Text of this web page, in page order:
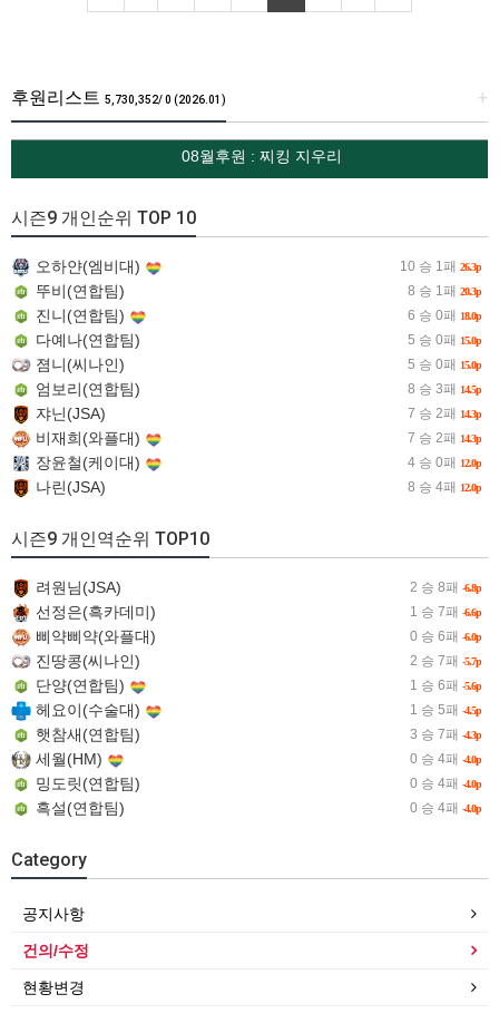
+
후원리스트 5,730,352/ 0 (2026.01)
08월후원 : 찌킹 지우리
시즌9 개인순위 TOP 10
10 승 1패 26.3p
오하얀(엠비대)
8 승 1패 20.3p
뚜비(연합팀)
6 승 0패 18.0p
진니(연합팀)
5 승 0패 15.0p
다예나(연합팀)
5 승 0패 15.0p
졈니(씨나인)
8 승 3패 14.5p
엄보리(연합팀)
7 승 2패 14.3p
쟈닌(JSA)
7 승 2패 14.3p
비재희(와플대)
4 승 0패 12.0p
장윤철(케이대)
8 승 4패 12.0p
나린(JSA)
시즌9 개인역순위 TOP10
2 승 8패 -6.8p
려원님(JSA)
1 승 7패 -6.6p
선정은(흑카데미)
0 승 6패 -6.0p
삐약삐약(와플대)
2 승 7패 -5.7p
진땅콩(씨나인)
1 승 6패 -5.6p
단양(연합팀)
1 승 5패 -4.5p
헤요이(수술대)
3 승 7패 -4.3p
햇참새(연합팀)
0 승 4패 -4.0p
세월(HM)
0 승 4패 -4.0p
밍도릿(연합팀)
0 승 4패 -4.0p
흑설(연합팀)
Category
공지사항
건의/수정
현황변경